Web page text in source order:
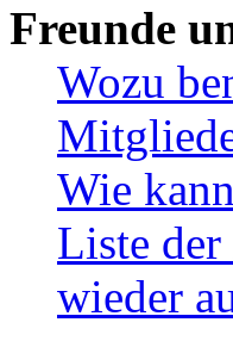
Freunde
Wozu
Wie
Liste
wieder